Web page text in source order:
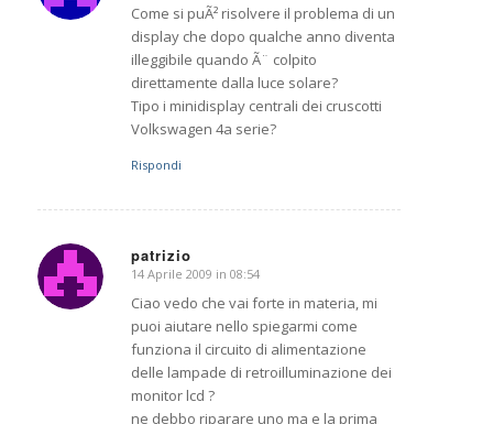
Come si puÃ² risolvere il problema di un
display che dopo qualche anno diventa
illeggibile quando Ã¨ colpito
direttamente dalla luce solare?
Tipo i minidisplay centrali dei cruscotti
Volkswagen 4a serie?
Rispondi
patrizio
dice:
14 Aprile 2009 in 08:54
Ciao vedo che vai forte in materia, mi
puoi aiutare nello spiegarmi come
funziona il circuito di alimentazione
delle lampade di retroilluminazione dei
monitor lcd ?
ne debbo riparare uno ma e la prima